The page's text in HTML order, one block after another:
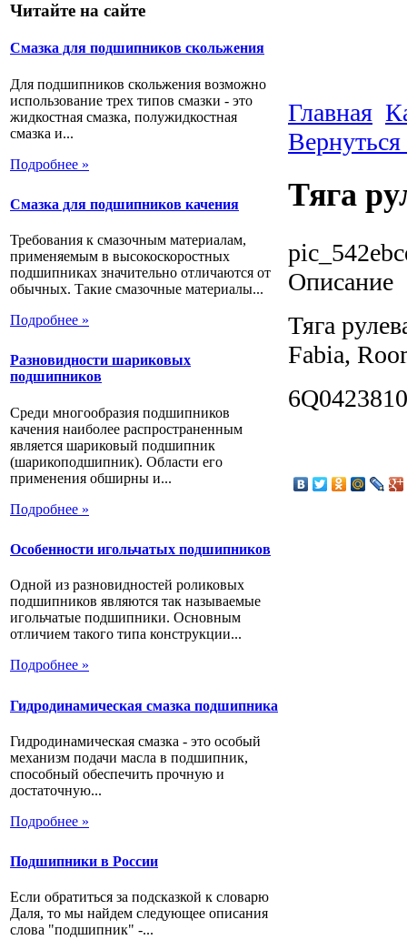
Читайте на сайте
Смазка для подшипников скольжения
Для подшипников скольжения возможно
использование трех типов смазки - это
жидкостная смазка, полужидкостная
смазка и...
Подробнее »
Смазка для подшипников качения
Требования к смазочным материалам,
применяемым в высокоскоростных
подшипниках значительно отличаются от
обычных. Такие смазочные материалы...
Подробнее »
Разновидности шариковых
подшипников
Среди многообразия подшипников
качения наиболее распространенным
является шариковый подшипник
(шарикоподшипник). Области его
применения обширны и...
Подробнее »
Особенности игольчатых подшипников
Одной из разновидностей роликовых
подшипников являются так называемые
игольчатые подшипники. Основным
отличием такого типа конструкции...
Подробнее »
Гидродинамическая смазка подшипника
Гидродинамическая смазка - это особый
механизм подачи масла в подшипник,
способный обеспечить прочную и
достаточную...
Подробнее »
Подшипники в России
Если обратиться за подсказкой к словарю
Даля, то мы найдем следующее описания
слова "подшипник" -...
Главная
Тяга
Описание
Тяга
Fabia,